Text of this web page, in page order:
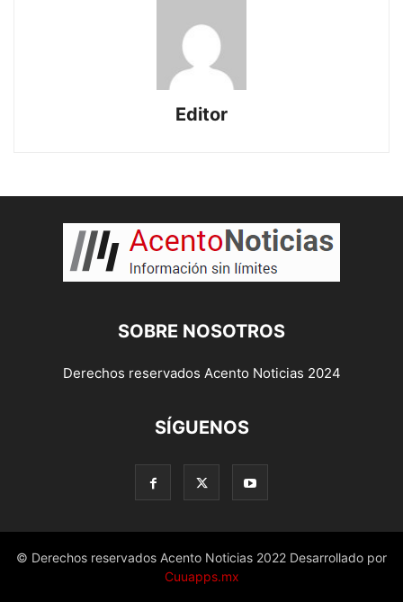
Editor
SOBRE NOSOTROS
Derechos reservados Acento Noticias 2024
SÍGUENOS
© Derechos reservados Acento Noticias 2022 Desarrollado por
Cuuapps.mx